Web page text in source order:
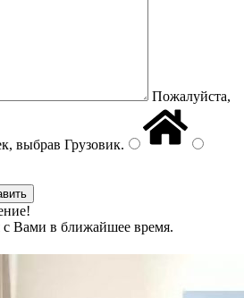
Пожалуйста,
выбрав Грузовик.
Вами в ближайшее время.